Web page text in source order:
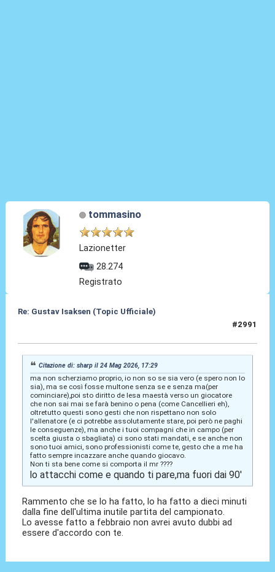
tommasino
Lazionetter
28.274
Registrato
Re: Gustav Isaksen (Topic Ufficiale)
#2991
Citazione di: sharp il 24 Mag 2026, 17:29
ma non scherziamo proprio, io non so se sia vero (e spero non lo
sia), ma se così fosse multone senza se e senza ma(per
cominciare),poi sto diritto de lesa maestà verso un giocatore
che non sai mai se farà benino o pena (come Cancellieri eh),
oltretutto questi sono gesti che non rispettano non solo
l'allenatore (e ci potrebbe assolutamente stare, poi però ne paghi
le conseguenze), ma anche i tuoi compagni che in campo (per
scelta giusta o sbagliata) ci sono stati mandati, e se anche non
sono tuoi amici, sono professionisti come te, gesto che a me ha
fatto sempre incazzare anche quando giocavo.
Non ti sta bene come si comporta il mr ????
lo attacchi come e quando ti pare,ma fuori dai 90'
Rammento che se lo ha fatto, lo ha fatto a dieci minuti
dalla fine dell'ultima inutile partita del campionato.
Lo avesse fatto a febbraio non avrei avuto dubbi ad
essere d'accordo con te.